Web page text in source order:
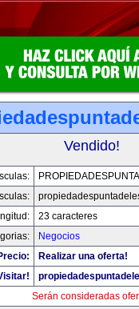
Vendido!
23 caracteres
Negocios
Realizar una oferta!
Serán consideradas